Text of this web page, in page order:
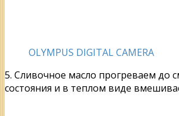
OLYMPUS DIGITAL CAMERA
5. Сливочное масло прогреваем до
состояния и в теплом виде